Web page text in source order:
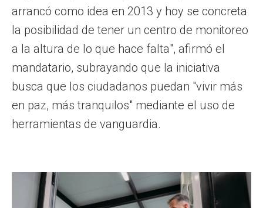
arrancó como idea en 2013 y hoy se concreta
la posibilidad de tener un centro de monitoreo
a la altura de lo que hace falta", afirmó el
mandatario, subrayando que la iniciativa
busca que los ciudadanos puedan "vivir más
en paz, más tranquilos" mediante el uso de
herramientas de vanguardia.